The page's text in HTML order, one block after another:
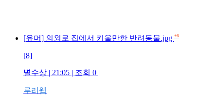
[유머] 의외로 집에서 키울만한 반려동물.jpg +6
[8]
별수상 | 21:05 | 조회 0 |
루리웹